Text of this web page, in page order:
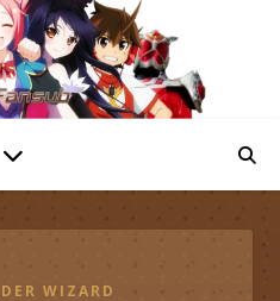
WIZARD